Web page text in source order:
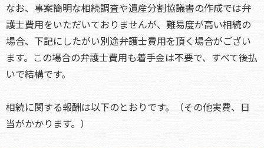
なお、事案簡明な相続調査や遺産分割協議書の作成では弁
護士費用をいただいておりませんが、難易度が高い相続の
場合、下記にしたがい別途弁護士費用を頂く場合がござい
ます。この場合の弁護士費用も着手金は不要で、すべて後払
いで結構です。
相続に関する報酬は以下のとおりです。（その他実費、日
当がかかります。）